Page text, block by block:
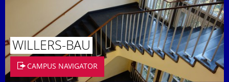
WILLERS-BAU
CAMPUS NAVIGATOR